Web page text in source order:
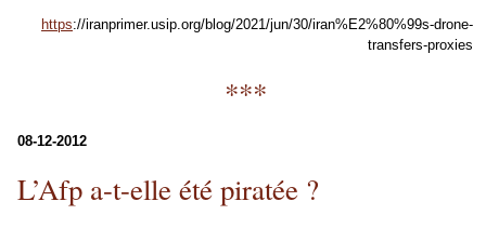
https://iranprimer.usip.org/blog/2021/jun/30/iran%E2%80%99s-drone-
transfers-proxies
***
08-12-2012
L’Afp a-t-elle été piratée ?